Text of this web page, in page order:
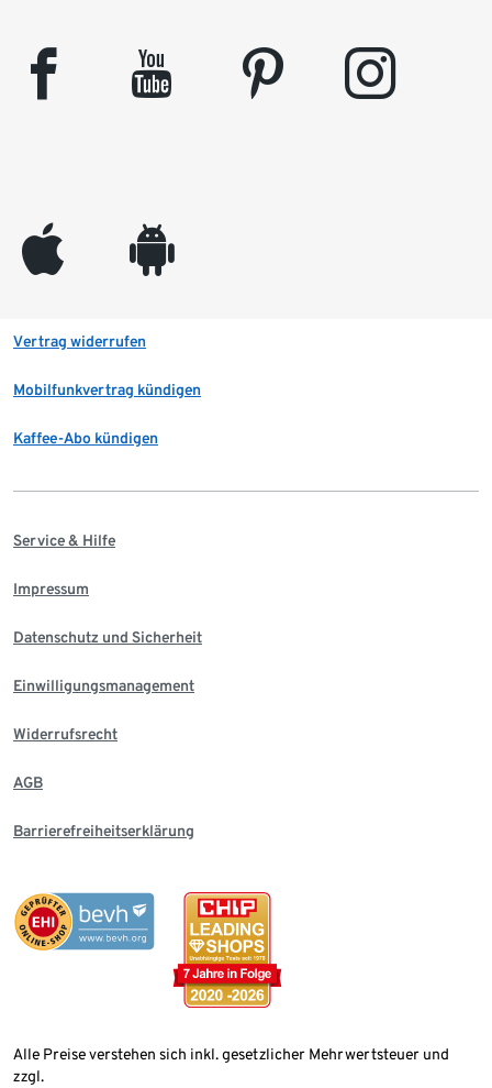
facebook youtube pinterest instagram
appleinc android
Vertrag widerrufen
Mobilfunkvertrag kündigen
Kaffee-Abo kündigen
Service & Hilfe
Impressum
Datenschutz und Sicherheit
Einwilligungsmanagement
Widerrufsrecht
AGB
Barrierefreiheitserklärung
Alle Preise verstehen sich inkl. gesetzlicher Mehrwertsteuer und
zzgl.